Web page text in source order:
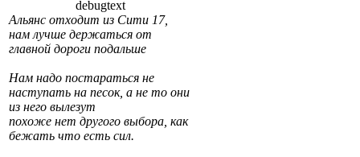
debugtext
Альянс отходит из Сити 17,
нам лучше держаться от
главной дороги подальше
Нам надо постараться не
наступать на песок, а не то они
из него вылезут
похоже нет другого выбора, как
бежать что есть сил.